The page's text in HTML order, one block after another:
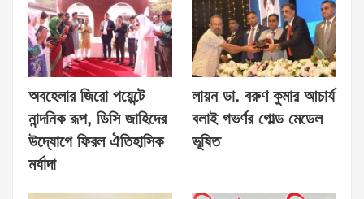
অবহেলার জিরো পয়েন্টে
নান্দনিক রূপ, ডিসি জাহিদের
উদ্যোগে ফিরল ঐতিহাসিক
মর্যাদা
লায়ন ডা. বরুণ কুমার আচার্য
বলাই গভর্ণর গোল্ড মেডেল
ভূষিত